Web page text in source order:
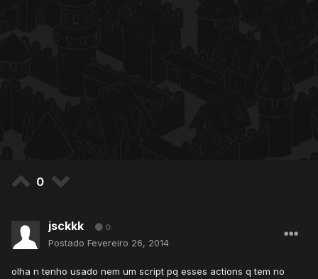
0
jsckkk 0
Postado Fevereiro 26, 2014
olha n tenho usado nem um script pq esses actions q tem no